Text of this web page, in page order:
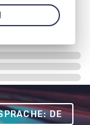
SPRACHE: DE